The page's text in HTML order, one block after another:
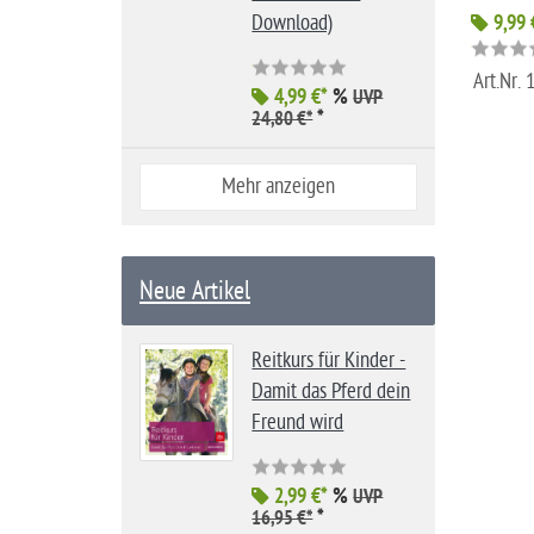
9,99
Art.Nr.
Download)
4,99 €*% UVP
24,80 €**
Mehr anzeigen
Neue Artikel
Reitkurs für Kinder -
Damit das Pferd dein
Freund wird
2,99 €*% UVP
16,95 €**